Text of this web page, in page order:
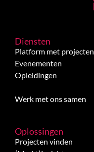
Diensten
Platform met projecten
Evenementen
Opleidingen
Werk met ons samen
Oplossingen
Projecten vinden